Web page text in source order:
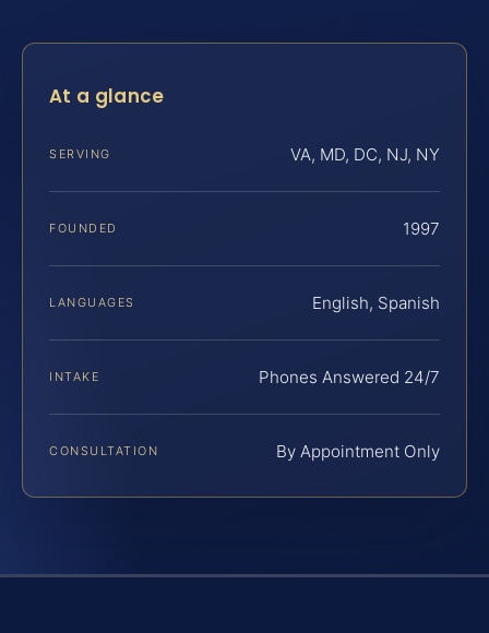
At a glance
SERVING VA, MD, DC, NJ, NY
FOUNDED 1997
LANGUAGES English, Spanish
INTAKE Phones Answered 24/7
CONSULTATION By Appointment Only